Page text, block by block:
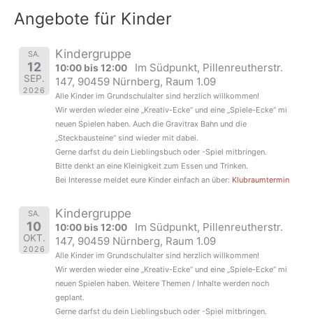
Angebote für Kinder
SA.
12
SEP.
2026
Kindergruppe
10:00 bis 12:00
Im Südpunkt, Pillenreutherstr.
147, 90459 Nürnberg, Raum 1.09
Alle Kinder im Grundschulalter sind herzlich willkommen!
Wir werden wieder eine „Kreativ-Ecke“ und eine „Spiele-Ecke“ mi
neuen Spielen haben. Auch die Gravitrax Bahn und die
„Steckbausteine“ sind wieder mit dabei.
Gerne darfst du dein Lieblingsbuch oder -Spiel mitbringen.
Bitte denkt an eine Kleinigkeit zum Essen und Trinken.
Bei Interesse meldet eure Kinder einfach an über: Klubraumtermin
SA.
10
OKT.
2026
Kindergruppe
10:00 bis 12:00
Im Südpunkt, Pillenreutherstr.
147, 90459 Nürnberg, Raum 1.09
Alle Kinder im Grundschulalter sind herzlich willkommen!
Wir werden wieder eine „Kreativ-Ecke“ und eine „Spiele-Ecke“ mi
neuen Spielen haben. Weitere Themen / Inhalte werden noch
geplant.
Gerne darfst du dein Lieblingsbuch oder -Spiel mitbringen.